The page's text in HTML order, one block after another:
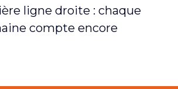
ligne droite : chaque
compte encore